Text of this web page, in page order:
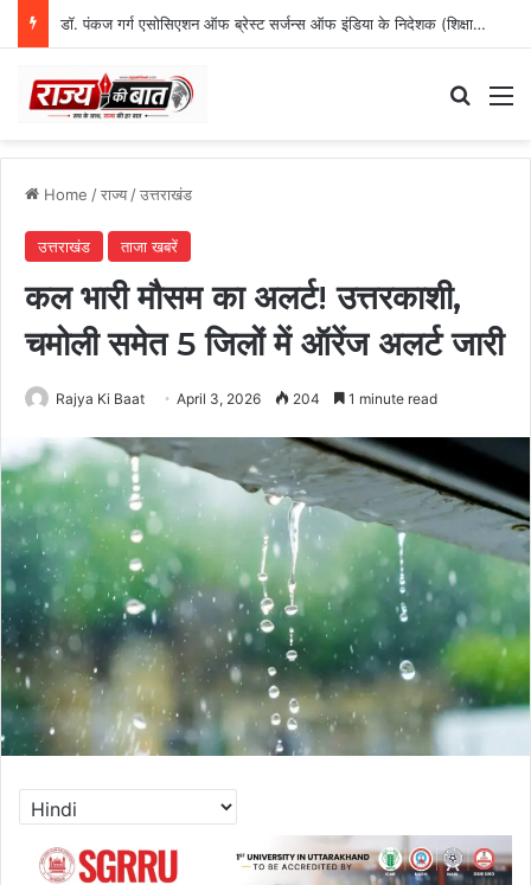
डॉ. पंकज गर्ग एसोसिएशन ऑफ ब्रेस्ट सर्जन्स ऑफ इंडिया के निदेशक (शिक्षा), उत्तर क्षेत्र निर्वाचित
Home /राज्य/उत्तराखंड
उत्तराखंड ताजा खबरें
कल भारी मौसम का अलर्ट! उत्तरकाशी,
चमोली समेत 5 जिलों में ऑरेंज अलर्ट जारी
Rajya Ki Baat April 3, 2026 204 1 minute read